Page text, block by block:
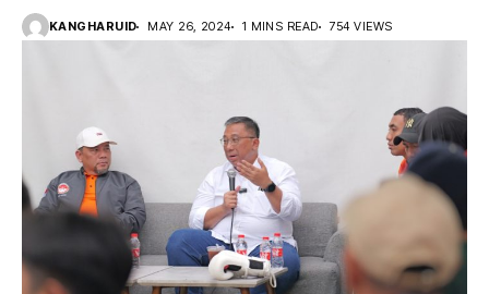
KANGHARUID MAY 26, 2024 1 MINS READ 754 VIEWS